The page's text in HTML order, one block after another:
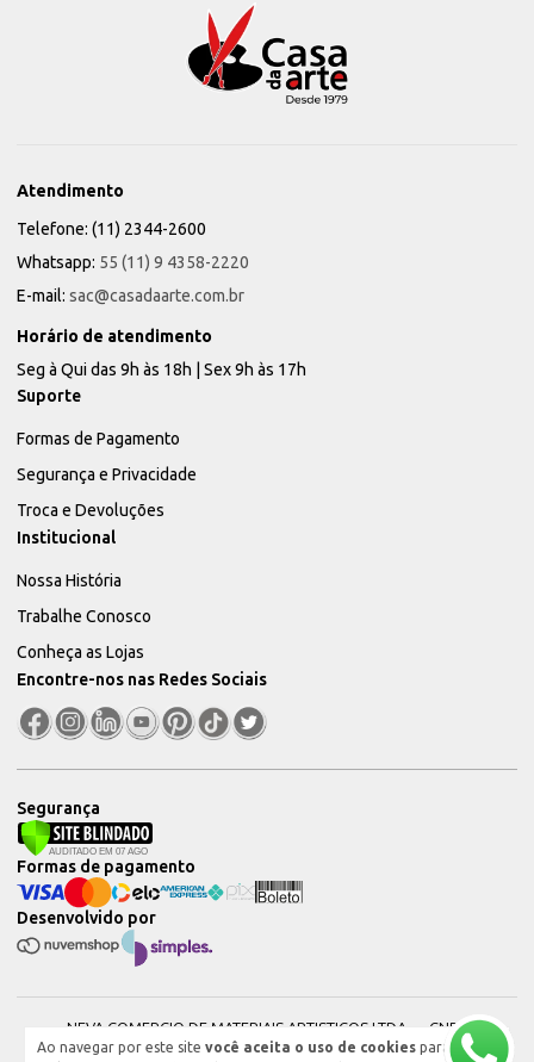
Ao navegar por este site você aceita o uso de cookies para
Atendimento
Telefone: (11) 2344-2600
Whatsapp: 55 (11) 9 4358-2220
E-mail: sac@casadaarte.com.br
Horário de atendimento
Seg à Qui das 9h às 18h | Sex 9h às 17h
Suporte
Formas de Pagamento
Segurança e Privacidade
Troca e Devoluções
Institucional
Nossa História
Trabalhe Conosco
Conheça as Lojas
Encontre-nos nas Redes Sociais
Segurança
Desenvolvido por
Formas de pagamento
NEVA COMERCIO DE MATERIAIS ARTISTICOS LTDA — CNPJ:
51604544000101 © 2026. Todos os direitos reservados.